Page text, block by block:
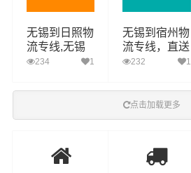
无锡到日照物
流专线,无锡
物流公司,日
234 1
无锡到宿州物
流专线，直送
多少钱，几天
232 1
点击加载更多